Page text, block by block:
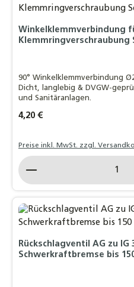
Winkelklemmverbindung
Klemmringverschraubung
90° Winkelklemmverbindung
Dicht, langlebig & DVGW-
und Sanitäranlagen.
Regulärer Preis:
4,20 €
Preise inkl. MwSt. zzgl.
Produkt Anzahl: Gib
Rückschlagventil AG zu IG
Schwerkraftbremse bis